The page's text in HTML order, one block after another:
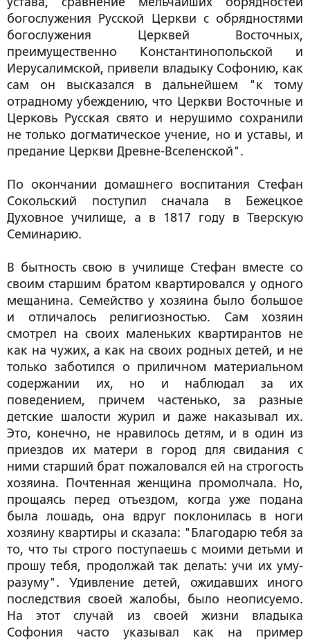
богослужения Русской Церкви с обрядностями
богослужения Церквей Восточных,
преимущественно Константинопольской и
Иерусалимской, привели владыку Софонию, как
сам он высказался в дальнейшем "к тому
отрадному убеждению, что Церкви Восточные и
Церковь Русская свято и нерушимо сохранили
не только догматическое учение, но и уставы, и
предание Церкви Древне-Вселенской".
По окончании домашнего воспитания Стефан
Сокольский поступил сначала в Бежецкое
Духовное училище, а в 1817 году в Тверскую
Семинарию.
В бытность свою в училище Стефан вместе со
своим старшим братом квартировался у одного
мещанина. Семейство у хозяина было большое
и отличалось религиозностью. Сам хозяин
смотрел на своих маленьких квартирантов не
как на чужих, а как на своих родных детей, и не
только заботился о приличном материальном
содержании их, но и наблюдал за их
поведением, причем частенько, за разные
детские шалости журил и даже наказывал их.
Это, конечно, не нравилось детям, и в один из
приездов их матери в город для свидания с
ними старший брат пожаловался ей на строгость
хозяина. Почтенная женщина промолчала. Но,
прощаясь перед отъездом, когда уже подана
была лошадь, она вдруг поклонилась в ноги
хозяину квартиры и сказала: "Благодарю тебя за
то, что ты строго поступаешь с моими детьми и
прошу тебя, продолжай так делать: учи их уму-
разуму". Удивление детей, ожидавших иного
последствия своей жалобы, было неописуемо.
На этот случай из своей жизни владыка
Софония часто указывал как на пример